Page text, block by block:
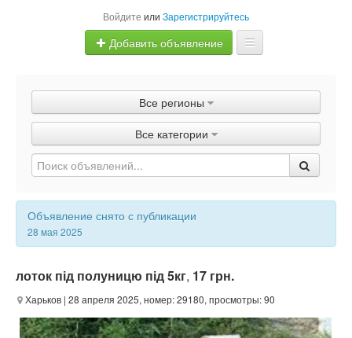
Войдите или Зарегистрируйтесь
Добавить объявление
Объявления
Быстрая продажа
Все регионы
Все категории
Объявление снято с публикации
28 мая 2025
лоток під полуницю під 5кг, 17 грн.
Харьков | 28 апреля 2025, номер: 29180, просмотры: 90